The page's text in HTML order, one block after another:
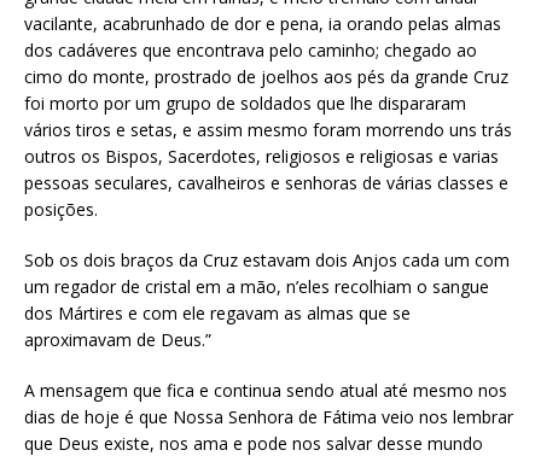
vacilante, acabrunhado de dor e pena, ia orando pelas almas
dos cadáveres que encontrava pelo caminho; chegado ao
cimo do monte, prostrado de joelhos aos pés da grande Cruz
foi morto por um grupo de soldados que lhe dispararam
vários tiros e setas, e assim mesmo foram morrendo uns trás
outros os Bispos, Sacerdotes, religiosos e religiosas e varias
pessoas seculares, cavalheiros e senhoras de várias classes e
posições.
Sob os dois braços da Cruz estavam dois Anjos cada um com
um regador de cristal em a mão, n’eles recolhiam o sangue
dos Mártires e com ele regavam as almas que se
aproximavam de Deus.”
A mensagem que fica e continua sendo atual até mesmo nos
dias de hoje é que Nossa Senhora de Fátima veio nos lembrar
que Deus existe, nos ama e pode nos salvar desse mundo